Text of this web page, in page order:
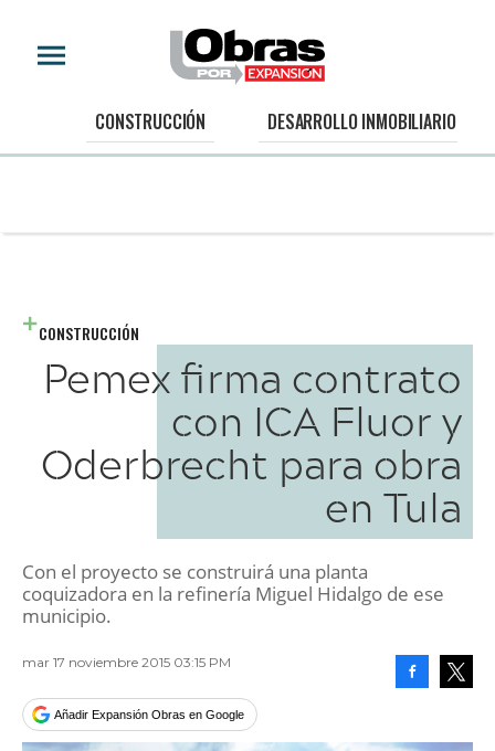
CONSTRUCCIÓN DESARROLLO INMOBILIARIO
CONSTRUCCIÓN
Pemex firma contrato
con ICA Fluor y
Oderbrecht para obra
en Tula
Con el proyecto se construirá una planta
coquizadora en la refinería Miguel Hidalgo de ese
municipio.
mar 17 noviembre 2015 03:15 PM
Añadir Expansión Obras en Google